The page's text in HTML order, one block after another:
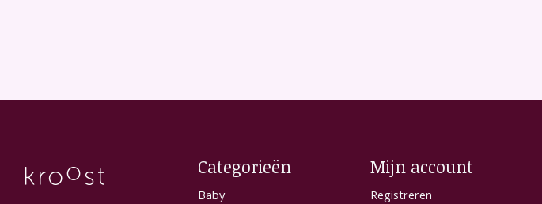
Categorieën
Baby
Mijn account
Registreren